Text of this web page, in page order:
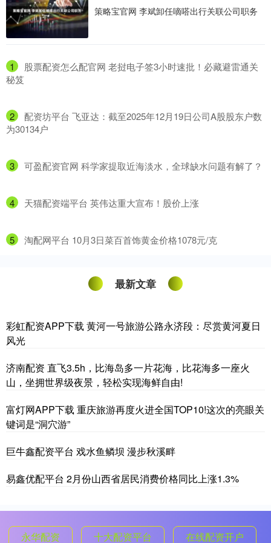
策略宝官网 李斌卸任嘀嗒出行关联公司职务
1
​股票配资怎么配官网 老挝电子签3小时速批！必藏避雷通关
秘笈
2
​配资坊平台 飞亚达：截至2025年12月19日公司A股股东户数
为30134户
3 ​可盈配资官网 科学家提取近海淡水，全球缺水问题有解了？
4 ​天猫配资端平台 英伟达重大宣布！股价上涨
5 ​淘配网平台 10月3日菜百首饰黄金价格1078元/克
最新文章
彩虹配资APP下载 黄河一号旅游公路永济段：尽赏黄河夏日
风光
济南配资 直飞3.5h，比海岛多一片花海，比花海多一座火
山，坐拥世界级夜景，轻松实现海鲜自由!
富灯网APP下载 重庆旅游再度火进全国TOP10!这次的亮眼关
键词是“洞穴游”
巨牛鑫配资平台 戏水鱼鳞坝 漫步秋溪畔
易鑫优配平台 2月份山西省居民消费价格同比上涨1.3%
永华配资 十大配资平台 在线配资开户